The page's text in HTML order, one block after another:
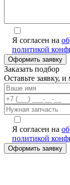
Я согласен на
политикой
Заказать подбор
Оставьте заявку,
Я согласен на
политикой